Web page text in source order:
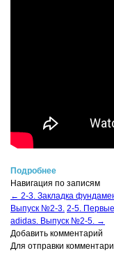
Подробнее
Навигация по записям
← 2-3. Закладка
Выпуск №2-3. 2-5.
adidas. Выпуск №2-5. →
Добавить комментарий
Для отправки